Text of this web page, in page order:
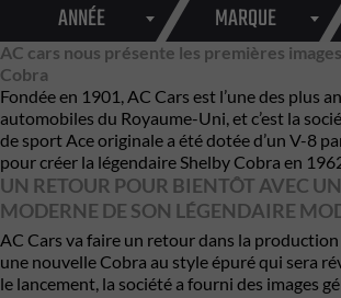
ANNÉE MARQUE
AC cars nous présente les premières
Cobra
Fondée en 1901, AC Cars est l’une des plus
automobiles du Royaume-Uni, et c’est la
de sport Ace originale a été dotée d’un V-8
pour créer la légendaire Shelby Cobra en
UN RETOUR POUR BIENTÔT AVEC
MODERNE DE SON LÉGENDAIRE
AC Cars va faire un retour dans la
une nouvelle Cobra au style épuré qui sera
le lancement, la société a fourni des images